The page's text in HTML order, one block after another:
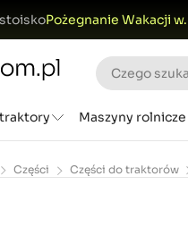
Pożegnanie Wakacji
Maszyny rolnicze
Części Części do traktorów